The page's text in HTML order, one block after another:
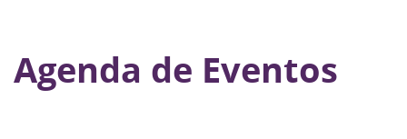
Agenda de Eventos